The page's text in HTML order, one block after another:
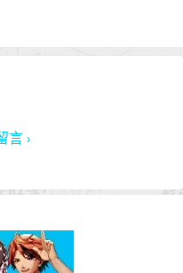
言 ›